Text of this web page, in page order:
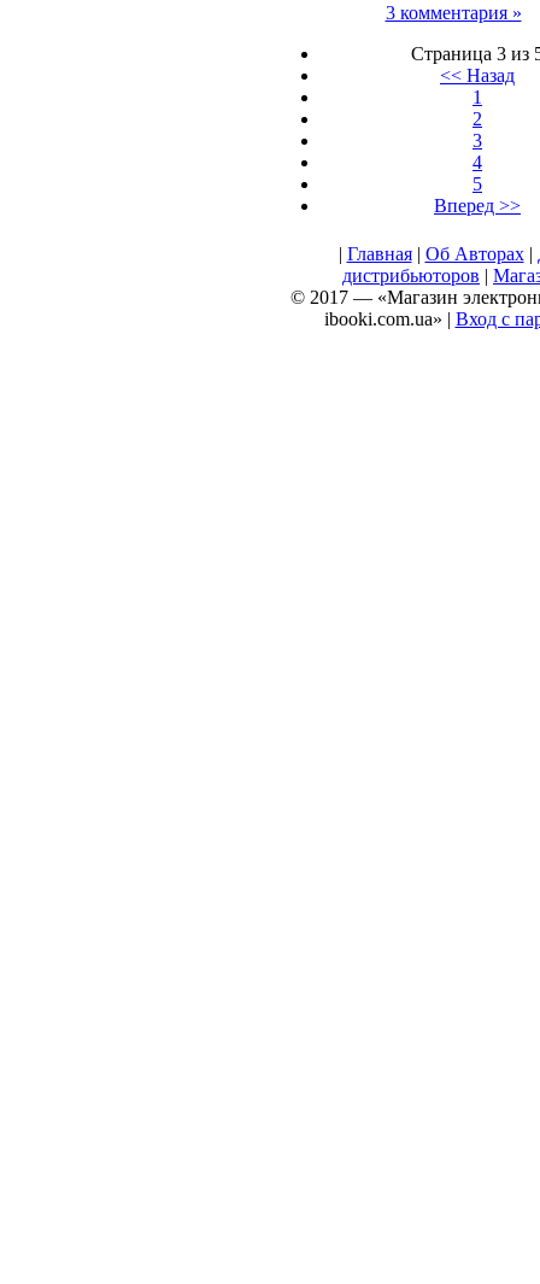
3 комментария »
Страница 3 из
<< Назад
1
2
3
4
5
Вперед >>
| Главная| Об Авторах|
дистрибьюторов |
© 2017 — «Магазин
ibooki.com.ua» | Вход с